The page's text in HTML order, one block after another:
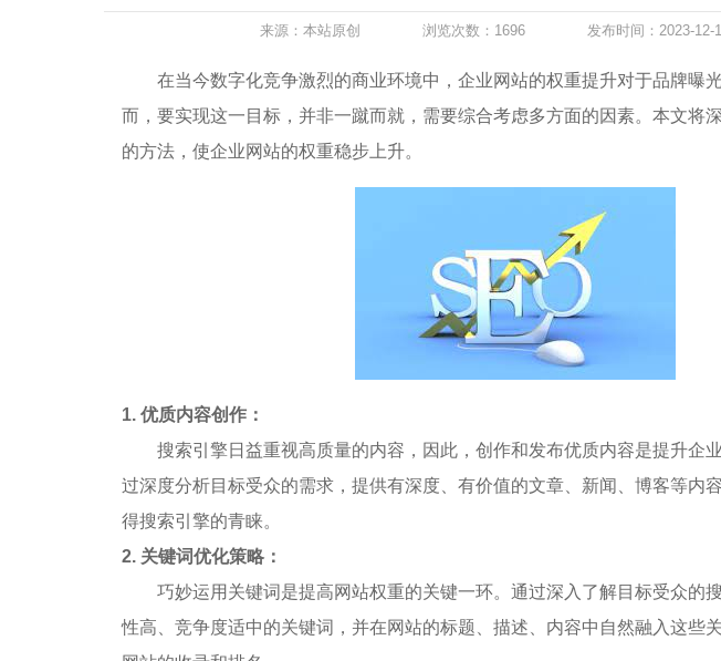
来源：本站原创 浏览次数：1696 发布时间：2023-12-
在当今数字化竞争激烈的商业环境中，企业网站的权重提升对于品牌曝
而，要实现这一目标，并非一蹴而就，需要综合考虑多方面的因素。本文将
的方法，使企业网站的权重稳步上升。
1.优质内容创作：
搜索引擎日益重视高质量的内容，因此，创作和发布优质内容是提升企
过深度分析目标受众的需求，提供有深度、有价值的文章、新闻、博客等内
得搜索引擎的青睐。
2. 关键词优化策略：
巧妙运用关键词是提高网站权重的关键一环。通过深入了解目标受众的
性高、竞争度适中的关键词，并在网站的标题、描述、内容中自然融入这些